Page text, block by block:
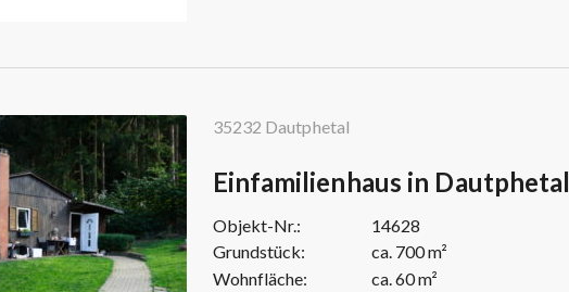
35232 Dautphetal
Einfamilienhaus in Dautphetal
Objekt-Nr.:
14628
Grundstück:
ca. 700 m²
Wohnfläche:
ca. 60 m²